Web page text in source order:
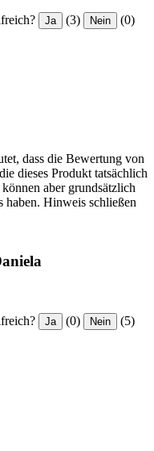
Ja (3) Nein (0)
dass die Bewertung von
dieses Produkt tatsächlich
aber grundsätzlich
haben. Hinweis schließen
Ja (0) Nein (5)